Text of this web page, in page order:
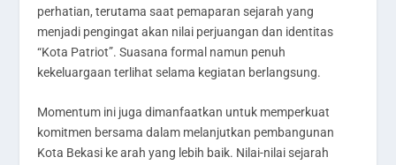
perhatian, terutama saat pemaparan sejarah yang
menjadi pengingat akan nilai perjuangan dan identitas
“Kota Patriot”. Suasana formal namun penuh
kekeluargaan terlihat selama kegiatan berlangsung.
Momentum ini juga dimanfaatkan untuk memperkuat
komitmen bersama dalam melanjutkan pembangunan
Kota Bekasi ke arah yang lebih baik. Nilai-nilai sejarah